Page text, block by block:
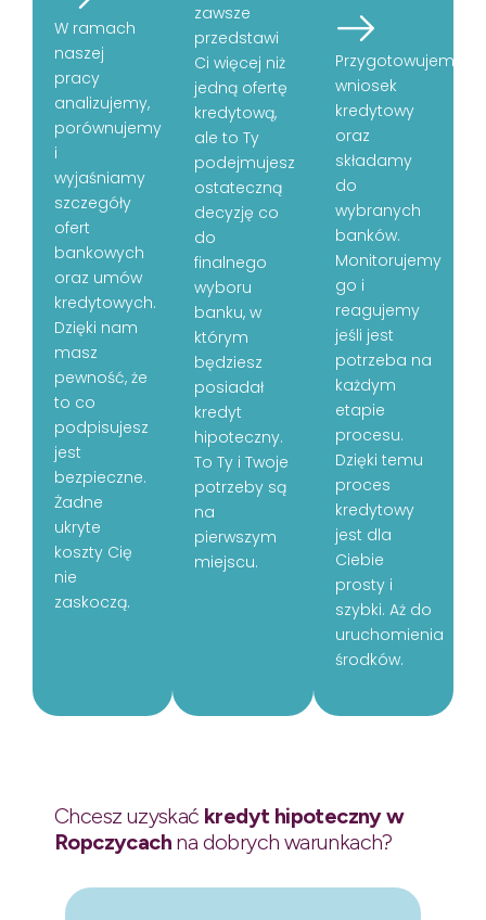
W ramach
naszej
pracy
analizujemy,
porównujemy
i
wyjaśniamy
szczegóły
ofert
bankowych
oraz umów
kredytowych.
Dzięki nam
masz
pewność, że
to co
podpisujesz
jest
bezpieczne.
Żadne
ukryte
koszty Cię
nie
zaskoczą.
zawsze
przedstawi
Ci więcej niż
jedną ofertę
kredytową,
ale to Ty
podejmujesz
ostateczną
decyzję co
do
finalnego
wyboru
banku, w
którym
będziesz
posiadał
kredyt
hipoteczny.
To Ty i Twoje
potrzeby są
na
pierwszym
miejscu.
Przygotowujemy
wniosek
kredytowy
oraz
składamy
do
wybranych
banków.
Monitorujemy
go i
reagujemy
jeśli jest
potrzeba na
każdym
etapie
procesu.
Dzięki temu
proces
kredytowy
jest dla
Ciebie
prosty i
szybki. Aż do
uruchomienia
środków.
Chcesz uzyskać kredyt hipoteczny w
Ropczycach na dobrych warunkach?